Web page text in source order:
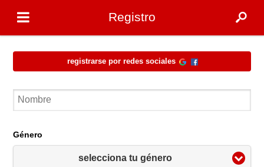
Registro
Registrarse por redes sociales
Género
selecciona tu género